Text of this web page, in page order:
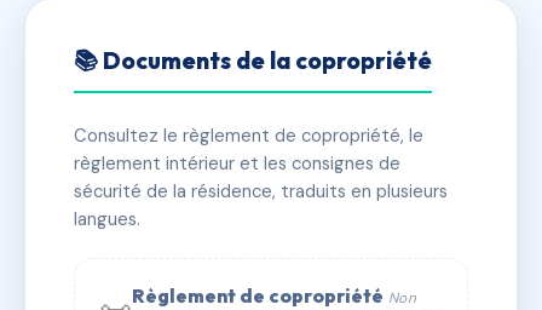
TOI ET MOI
✓ Immatriculée 🏠 18 lots 🏗 1 bâtiment(s)
📞 Contacter Syndic Digital
📚 Documents de la copropriété
Consultez le règlement de copropriété, le
règlement intérieur et les consignes de
sécurité de la résidence, traduits en plusieurs
langues.
Règlement de copropriété Non